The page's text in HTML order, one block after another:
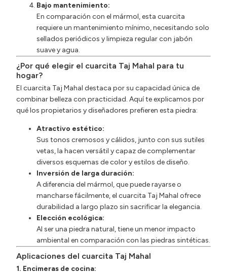
Bajo mantenimiento:
En comparación con el mármol, esta cuarcita
requiere un mantenimiento mínimo, necesitando solo
sellados periódicos y limpieza regular con jabón
suave y agua.
¿Por qué elegir el cuarcita Taj Mahal para tu
hogar?
El cuarcita Taj Mahal destaca por su capacidad única de
combinar belleza con practicidad. Aquí te explicamos por
qué los propietarios y diseñadores prefieren esta piedra:
Atractivo estético:
Sus tonos cremosos y cálidos, junto con sus sutiles
vetas, la hacen versátil y capaz de complementar
diversos esquemas de color y estilos de diseño.
Inversión de larga duración:
A diferencia del mármol, que puede rayarse o
mancharse fácilmente, el cuarcita Taj Mahal ofrece
durabilidad a largo plazo sin sacrificar la elegancia.
Elección ecológica:
Al ser una piedra natural, tiene un menor impacto
ambiental en comparación con las piedras sintéticas.
Aplicaciones del cuarcita Taj Mahal
1. Encimeras de cocina: